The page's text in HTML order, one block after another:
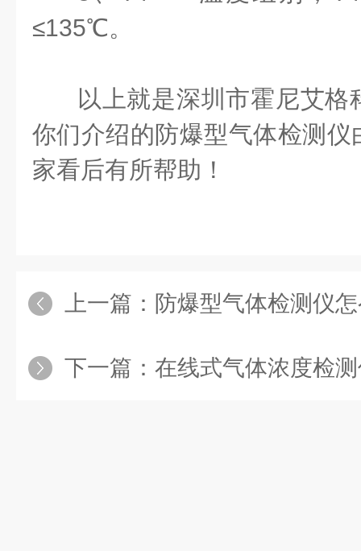
≤135℃。
以上就是深圳市霍尼艾
你们介绍的防爆型气体检测
家看后有所帮助！
上一篇： 防爆型气体检测仪
下一篇： 在线式气体浓度检